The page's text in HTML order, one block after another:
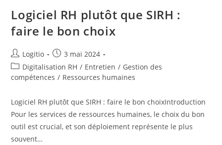
Logiciel RH plutôt que SIRH :
faire le bon choix
Logitio
3 mai 2024
Digitalisation RH / Entretien / Gestion des
compétences / Ressources humaines
Logiciel RH plutôt que SIRH : faire le bon choixIntroduction
Pour les services de ressources humaines, le choix du bon
outil est crucial, et son déploiement représente le plus
souvent…